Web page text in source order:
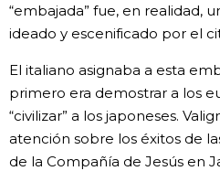
“embajada” fue, en realidad,
ideado y escenificado por el
El italiano asignaba a esta
primero era demostrar a los
“civilizar” a los japoneses.
atención sobre los éxitos de
de la Compañía de Jesús en